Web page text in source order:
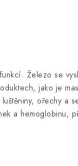
Železo se
jako je
ořechy a
a hemoglobinu,